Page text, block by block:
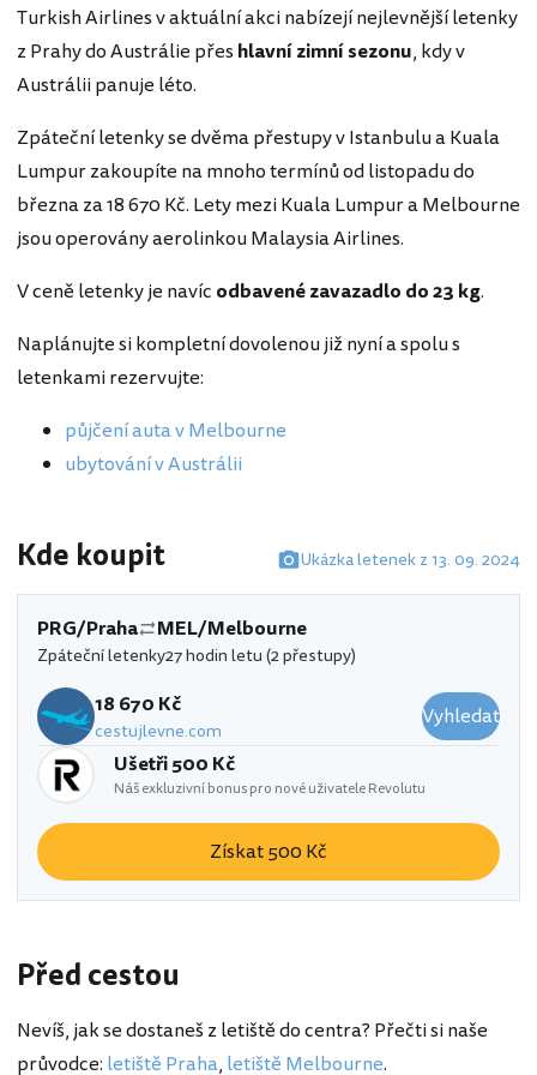
Turkish Airlines v aktuální akci nabízejí nejlevnější letenky
z Prahy do Austrálie přes hlavní zimní sezonu, kdy v
Austrálii panuje léto.
Zpáteční letenky se dvěma přestupy v Istanbulu a Kuala
Lumpur zakoupíte na mnoho termínů od listopadu do
března za 18 670 Kč. Lety mezi Kuala Lumpur a Melbourne
jsou operovány aerolinkou Malaysia Airlines.
V ceně letenky je navíc odbavené zavazadlo do 23 kg.
Naplánujte si kompletní dovolenou již nyní a spolu s
letenkami rezervujte:
půjčení auta v Melbourne
ubytování v Austrálii
Kde koupit Ukázka letenek z 13. 09. 2024
PRG/Praha MEL/Melbourne
Zpáteční letenky27 hodin letu (2 přestupy)
18 670 Kč
cestujlevne.com
Vyhledat
Ušetři 500 Kč
Náš exkluzivní bonus pro nové uživatele Revolutu
Získat 500 Kč
Před cestou
Nevíš, jak se dostaneš z letiště do centra? Přečti si naše
průvodce: letiště Praha, letiště Melbourne.